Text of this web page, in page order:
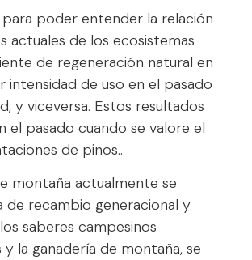
poder entender la relación
actuales de los ecosistemas
de regeneración natural en
intensidad de uso en el pasado
y viceversa. Estos resultados
el pasado cuando se valore el
de pinos..
montaña actualmente se
recambio generacional y
saberes campesinos
la ganadería de montaña, se